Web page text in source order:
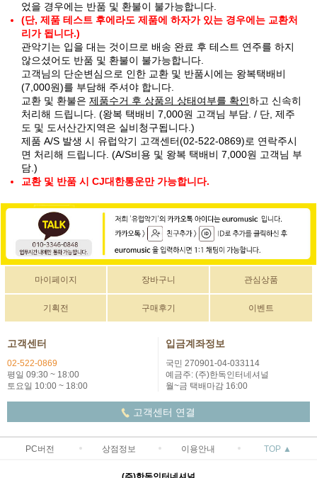
었을 경우에는 반품 및 환불이 불가능합니다.
(단, 제품 테스트 후에라도 제품에 하자가 있는 경우에는 교환처
리가 됩니다.)
관악기는 입을 대는 것이므로 배송 완료 후 테스트 연주를 하지
않으셨어도 반품 및 환불이 불가능합니다.
고객님의 단순변심으로 인한 교환 및 반품시에는 왕복택배비
(7,000원)를 부담해 주셔야 합니다.
교환 및 환불은 제품수거 후 상품의 상태여부를 확인하고 신속히
처리해 드립니다. (왕복 택배비 7,000원 고객님 부담. / 단, 제주
도 및 도서산간지역은 실비청구됩니다.)
제품 A/S 발생 시 유럽악기 고객센터(02-522-0869)로 연락주시
면 처리해 드립니다. (A/S비용 및 왕복 택배비 7,000원 고객님 부
담.)
교환 및 반품 시 CJ대한통운만 가능합니다.
마이페이지 장바구니 관심상품
기획전 구매후기 이벤트
고객센터
02-522-0869
평일 09:30 ~ 18:00
토요일 10:00 ~ 18:00
입금계좌정보
국민 270901-04-033114
예금주: (주)한독인터네셔널
월~금 택배마감 16:00
고객센터 연결
PC버전 상점정보 이용안내 TOP ▲